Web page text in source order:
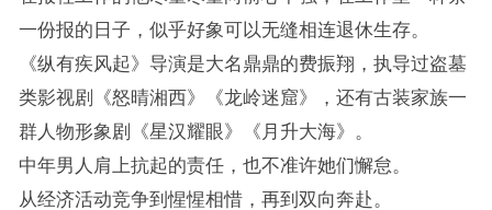
一份报的日子，似乎好象可以无缝相连退休生存。
《纵有疾风起》导演是大名鼎鼎的费振翔，执导过盗墓
类影视剧《怒晴湘西》《龙岭迷窟》，还有古装家族一
群人物形象剧《星汉耀眼》《月升大海》。
中年男人肩上抗起的责任，也不准许她们懈怠。
从经济活动竞争到惺惺相惜，再到双向奔赴。